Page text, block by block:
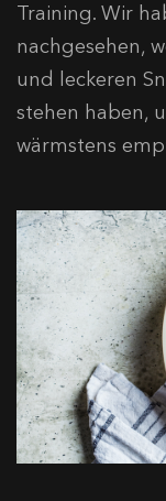
Training. Wir
nachgesehen,
und leckeren
stehen haben,
wärmstens